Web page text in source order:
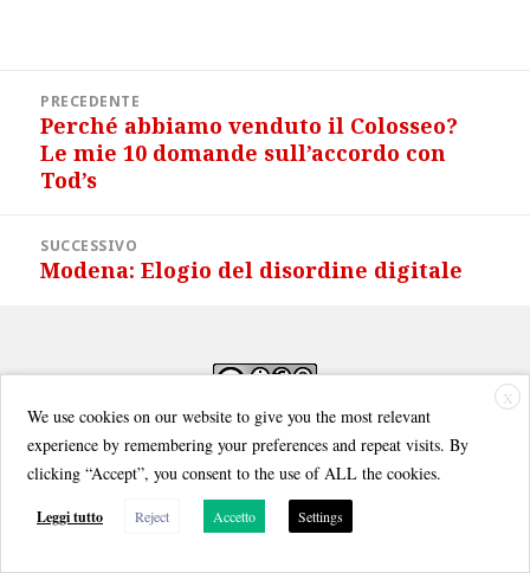
articoliPRECEDENTE
Articolo
precedente:
Perché abbiamo venduto il Colosseo?
Le mie 10 domande sull’accordo con
Tod’s
SUCCESSIVO
Articolo
Modena: Elogio del disordine digitale
Creative Commons Attribuzione - Non commerciale - Condividi allo
stesso modo 3.0 Italia.
X
We use cookies on our website to give you the most relevant
experience by remembering your preferences and repeat visits. By
clicking “Accept”, you consent to the use of ALL the cookies.
Leggi tutto Reject Accetto Settings